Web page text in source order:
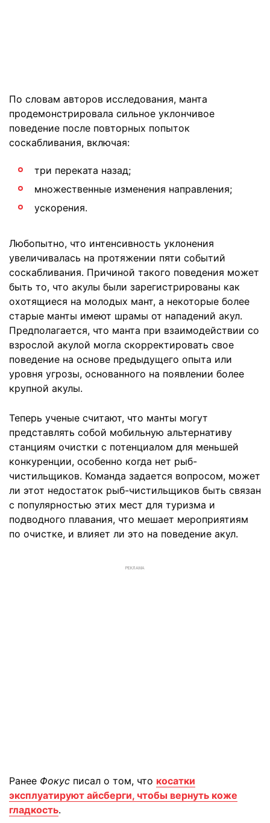
По словам авторов исследования, манта
продемонстрировала сильное уклончивое
поведение после повторных попыток
соскабливания, включая:
три переката назад;
множественные изменения направления;
ускорения.
Любопытно, что интенсивность уклонения
увеличивалась на протяжении пяти событий
соскабливания. Причиной такого поведения может
быть то, что акулы были зарегистрированы как
охотящиеся на молодых мант, а некоторые более
старые манты имеют шрамы от нападений акул.
Предполагается, что манта при взаимодействии со
взрослой акулой могла скорректировать свое
поведение на основе предыдущего опыта или
уровня угрозы, основанного на появлении более
крупной акулы.
Теперь ученые считают, что манты могут
представлять собой мобильную альтернативу
станциям очистки с потенциалом для меньшей
конкуренции, особенно когда нет рыб-
чистильщиков. Команда задается вопросом, может
ли этот недостаток рыб-чистильщиков быть связан
с популярностью этих мест для туризма и
подводного плавания, что мешает мероприятиям
по очистке, и влияет ли это на поведение акул.
РЕКЛАМА
Ранее Фокус писал о том, что косатки
эксплуатируют айсберги, чтобы вернуть коже
гладкость.